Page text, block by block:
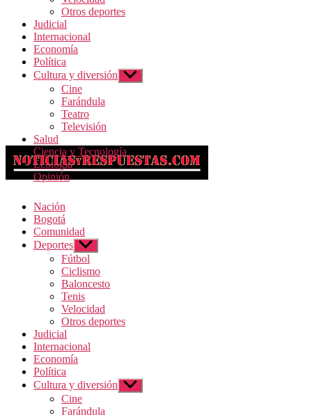
Otros deportes
Judicial
Internacional
Economía
Política
Cultura y diversión Mostrar
el
Cine
Farándula
Teatro
Televisión
Salud
Ciencia y Tecnología
Ecología
Opinión
Nación
Bogotá
Comunidad
Deportes Mostrar
el
submenú
Fútbol
Ciclismo
Baloncesto
Tenis
Velocidad
Otros deportes
Judicial
Internacional
Economía
Política
Cultura y diversión Mostrar
el
Cine
Farándula